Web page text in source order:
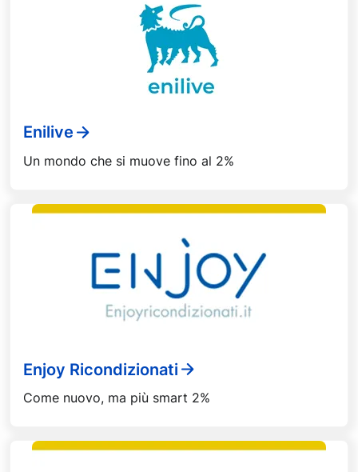
Enilive
Un mondo che si muove fino al 2%
Enjoy Ricondizionati
Come nuovo, ma più smart 2%